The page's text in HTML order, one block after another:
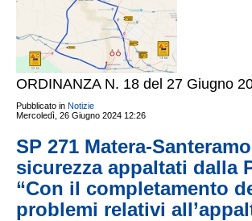
ORDINANZA N. 18 del 27 Giugno
Pubblicato in Notizie
Mercoledì, 26 Giugno 2024 12:26
SP 271 Matera-
sicurezza appaltati dalla
“Con il completamento
problemi relativi